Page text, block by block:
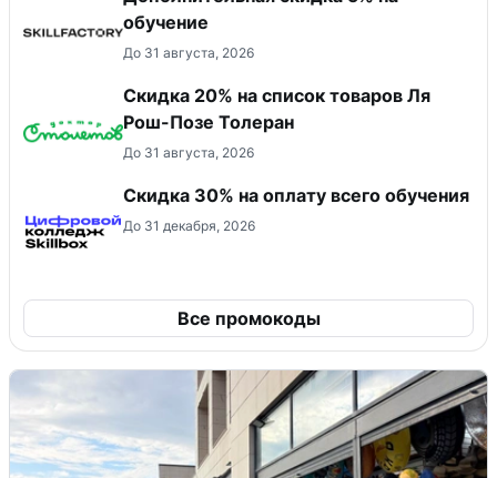
обучение
До 31 августа, 2026
Скидка 20% на список товаров Ля
Рош-Позе Толеран
До 31 августа, 2026
Скидка 30% на оплату всего обучения
До 31 декабря, 2026
Все промокоды